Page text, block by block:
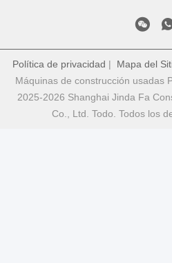
Política de privacidad | Mapa del
Máquinas de construcción usadas
2025-2026 Shanghai Jinda Fa
Co., Ltd. Todo. Todos los